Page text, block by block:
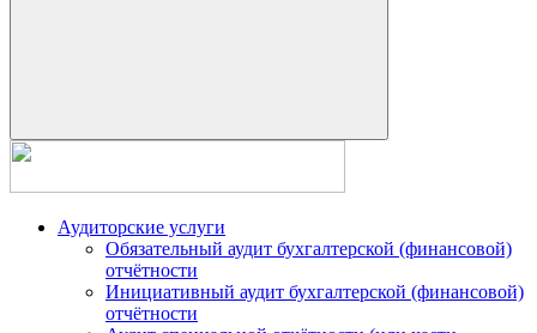
Аудиторские услуги
Обязательный аудит бухгалтерской (финансовой)
отчётности
Инициативный аудит бухгалтерской (финансовой)
отчётности